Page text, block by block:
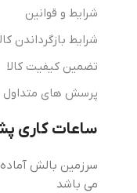
مطمئن را برای مشتریان
مشخصات کامل، تصاویر
بتوانید بهترین انتخاب
خرید بالش طبی؛
شرایط و قوانین
شرایط بازگرداندن
تضمین کیفیت کالا
پرسش های متداول
ساعات کاری
سرزمین بالش آماده
می باشد